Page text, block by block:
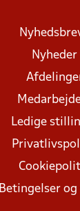
Nyheder
Ledige
Betingelser